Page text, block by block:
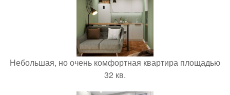
Небольшая, но очень комфортная квартира площадью
32 кв.